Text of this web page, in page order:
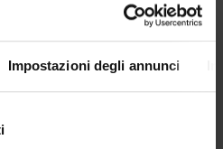
Impostazioni degli annunci
SANITARIE